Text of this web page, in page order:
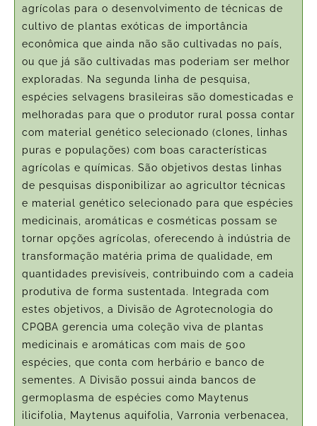
agrícolas para o desenvolvimento de técnicas de
cultivo de plantas exóticas de importância
econômica que ainda não são cultivadas no país,
ou que já são cultivadas mas poderiam ser melhor
exploradas. Na segunda linha de pesquisa,
espécies selvagens brasileiras são domesticadas e
melhoradas para que o produtor rural possa contar
com material genético selecionado (clones, linhas
puras e populações) com boas características
agrícolas e químicas. São objetivos destas linhas
de pesquisas disponibilizar ao agricultor técnicas
e material genético selecionado para que espécies
medicinais, aromáticas e cosméticas possam se
tornar opções agrícolas, oferecendo à indústria de
transformação matéria prima de qualidade, em
quantidades previsíveis, contribuindo com a cadeia
produtiva de forma sustentada. Integrada com
estes objetivos, a Divisão de Agrotecnologia do
CPQBA gerencia uma coleção viva de plantas
medicinais e aromáticas com mais de 500
espécies, que conta com herbário e banco de
sementes. A Divisão possui ainda bancos de
germoplasma de espécies como Maytenus
ilicifolia, Maytenus aquifolia, Varronia verbenacea,